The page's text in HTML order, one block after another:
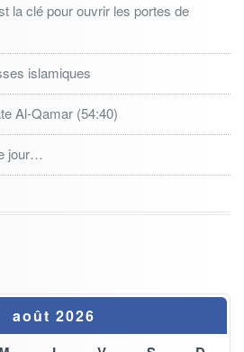
la clé pour ouvrir les portes de
islamiques
Al-Qamar (54:40)
jour…
août 2026